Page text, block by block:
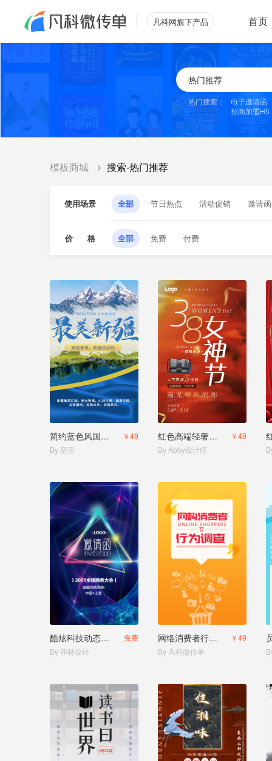
凡科网旗下产品 首页
热门搜索：
电子邀请函
招商加盟H5
模板商城 搜索-热门推荐
使用场景 全部 节日热点 活动促销 邀请函
价 格 全部 免费 付费
简约蓝色风国庆节假期新疆旅游活动宣传
￥49
By 蛮蛮
红色高端轻奢风妇女节促销优惠
￥49
By Abby设计师
酷炫科技动态邀请函电子邀请函
免费
By 菲林设计
网络消费者行为调查问卷
￥49
By 凡科微传单